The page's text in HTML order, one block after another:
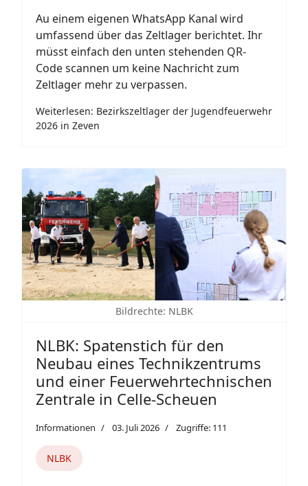
Au einem eigenen WhatsApp Kanal wird
umfassend über das Zeltlager berichtet. Ihr
müsst einfach den unten stehenden QR-
Code scannen um keine Nachricht zum
Zeltlager mehr zu verpassen.
Weiterlesen: Bezirkszeltlager der Jugendfeuerwehr
2026 in Zeven
Bildrechte: NLBK
NLBK: Spatenstich für den
Neubau eines Technikzentrums
und einer Feuerwehrtechnischen
Zentrale in Celle-Scheuen
Informationen 03. Juli 2026 Zugriffe: 111
NLBK